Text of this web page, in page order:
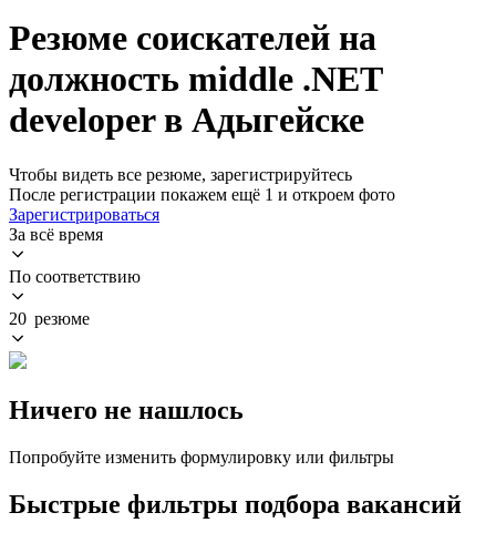
Резюме соискателей на
должность middle .NET
developer в Адыгейске
Чтобы видеть все резюме, зарегистрируйтесь
После регистрации покажем ещё 1 и откроем фото
Зарегистрироваться
За всё время
По соответствию
20 резюме
Ничего не нашлось
Попробуйте изменить формулировку или фильтры
Быстрые фильтры подбора вакансий